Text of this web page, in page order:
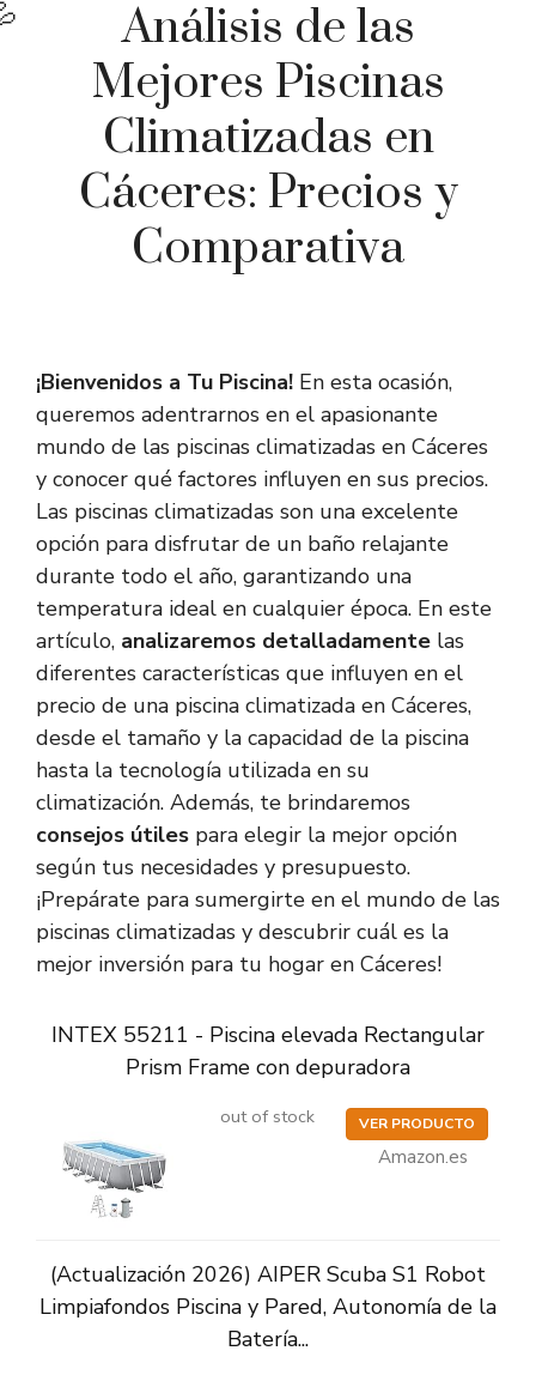
Análisis de las
Mejores Piscinas
Climatizadas en
Cáceres: Precios y
Comparativa
¡Bienvenidos a Tu Piscina! En esta ocasión,
queremos adentrarnos en el apasionante
mundo de las piscinas climatizadas en Cáceres
y conocer qué factores influyen en sus precios.
Las piscinas climatizadas son una excelente
opción para disfrutar de un baño relajante
durante todo el año, garantizando una
temperatura ideal en cualquier época. En este
artículo, analizaremos detalladamente las
diferentes características que influyen en el
precio de una piscina climatizada en Cáceres,
desde el tamaño y la capacidad de la piscina
hasta la tecnología utilizada en su
climatización. Además, te brindaremos
consejos útiles para elegir la mejor opción
según tus necesidades y presupuesto.
¡Prepárate para sumergirte en el mundo de las
piscinas climatizadas y descubrir cuál es la
mejor inversión para tu hogar en Cáceres!
INTEX 55211 - Piscina elevada Rectangular
Prism Frame con depuradora
out of stock VER PRODUCTO
Amazon.es
(Actualización 2026) AIPER Scuba S1 Robot
Limpiafondos Piscina y Pared, Autonomía de la
Batería...